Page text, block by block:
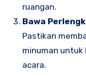
ruangan.
Bawa
Pastikan
minuman untuk
acara.